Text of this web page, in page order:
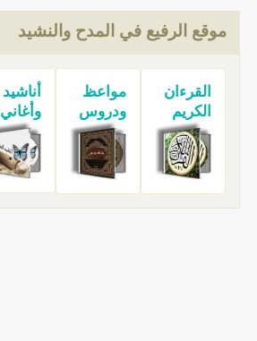
موقع الرفيع في المدح والنشيد
القرءان
الكريم
مواعظ
ودروس
أناشيد
وأغاني